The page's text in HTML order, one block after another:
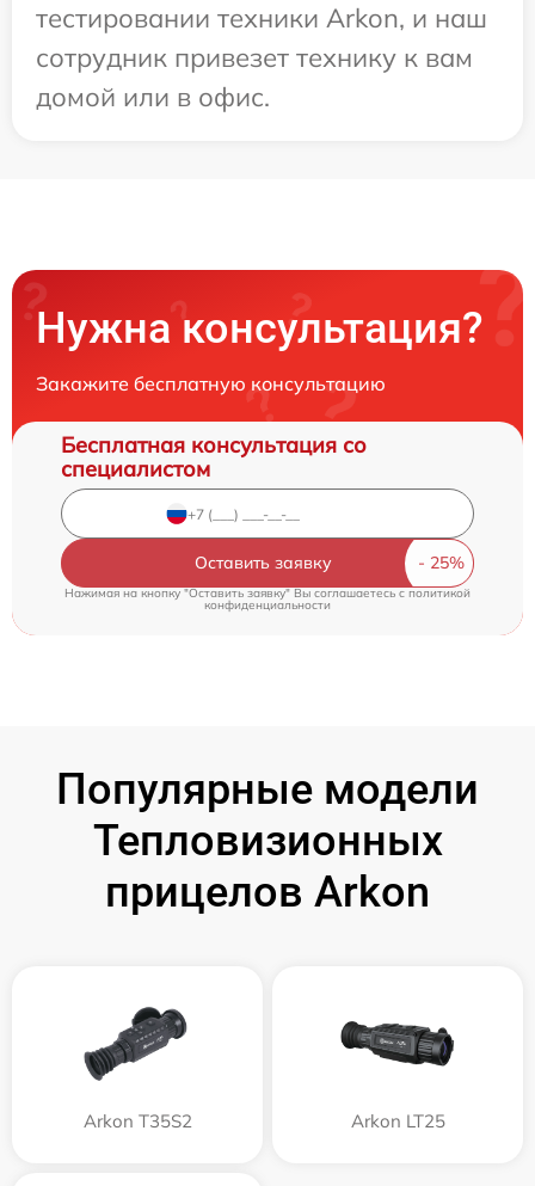
тестировании техники Arkon, и наш
сотрудник привезет технику к вам
домой или в офис.
Нужна консультация?
Закажите бесплатную консультацию
Бесплатная консультация со
специалистом
Оставить заявку
Нажимая на кнопку "Оставить заявку" Вы соглашаетесь cполитикой
конфиденциальности
Популярные модели
Тепловизионных
прицелов Arkon
Arkon T35S2 Arkon LT25